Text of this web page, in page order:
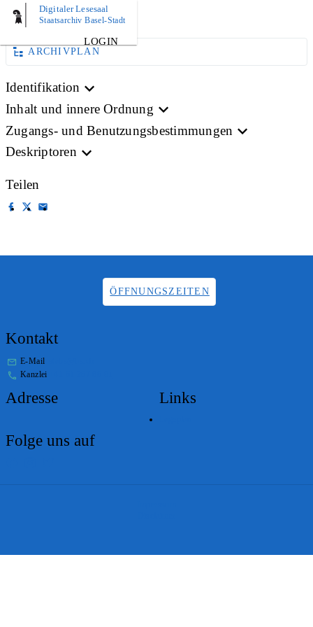
Digitaler Lesesaal
Staatsarchiv Basel-Stadt
LOGIN
PLAN
ARCHIVPLAN
Identifikation
Inhalt und innere Ordnung
Zugangs- und Benutzungsbestimmungen
Deskriptoren
Teilen
ÖFFNUNGSZEITEN
Kontakt
E-Mail
Kanzlei
Adresse Links
Folge uns auf